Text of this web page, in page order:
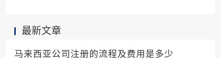
最新文章
马来西亚公司注册的流程及费用是多少